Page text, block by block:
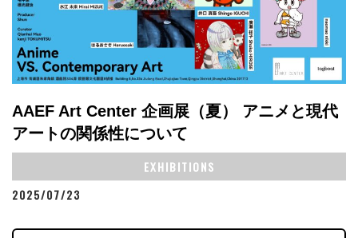
AAEF Art Center 企画展（夏） アニメと現代
アートの関係性について
EXHIBITIONS
2025/07/23